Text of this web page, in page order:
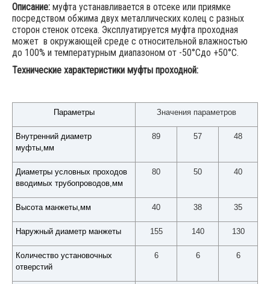
Описание: муфта устанавливается в отсеке или приямке
посредством обжима двух металлических колец с разных
сторон стенок отсека. Эксплуатируется муфта проходная
может в окружающей среде с относительной влажностью
до 100% и температурным диапазоном от -50°Сдо +50°С.
Технические характеристики муфты проходной:
Параметры Значения параметров
Внутренний диаметр
муфты,мм
89 57 48
Диаметры условных проходов
вводимых трубопроводов,мм
80 50 40
Высота манжеты,мм 40 38 35
Наружный диаметр манжеты 155 140 130
Количество установочных
отверстий
6 6 6